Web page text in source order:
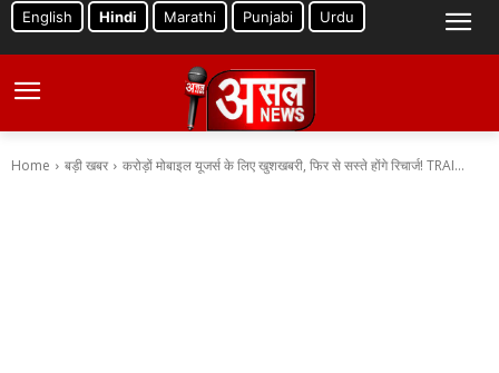
English Hindi Marathi Punjabi Urdu
Home बड़ी खबर करोड़ों मोबाइल यूजर्स के लिए खुशखबरी, फिर से सस्ते होंगे रिचार्ज! TRAI...